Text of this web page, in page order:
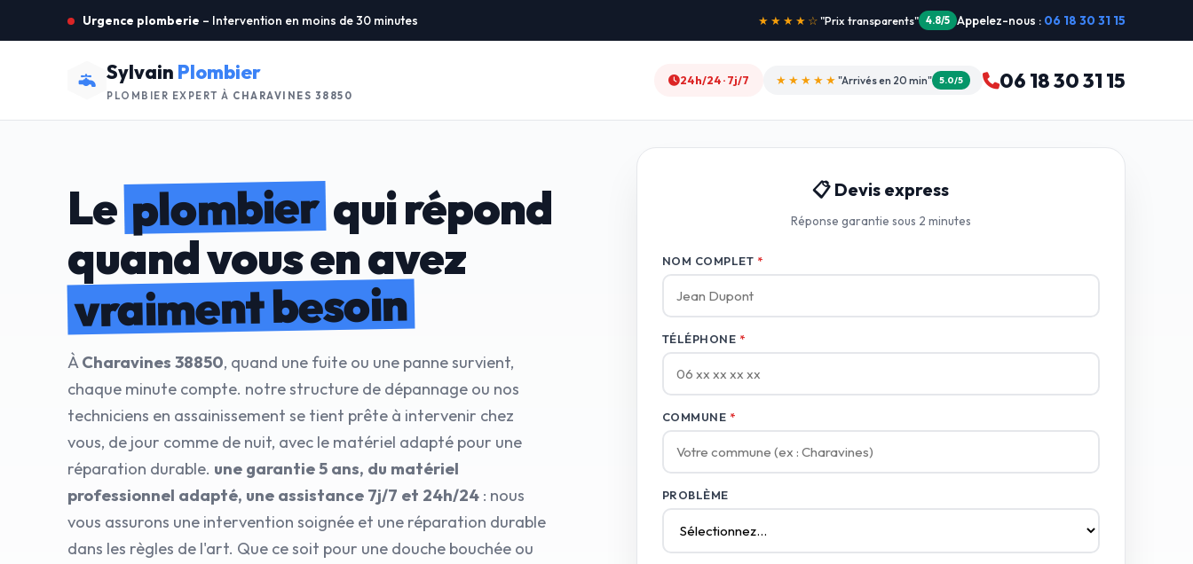
Urgence plomberie – Intervention en moins de 30 minutes ★★★★★ "Intervention dimanche" 5.0/5 Appelez-nous : 06 18 30 31 15
Sylvain Plombier
PLOMBIER EXPERT À CHARAVINES 38850
24h/24 · 7j/7 ★★★★★ "Arrivés en 20 min" 5.0/5 06 18 30 31 15
Leplombierqui répond
quand vous en avez
vraiment besoin
ÀCharavines 38850, quand une fuite ou une panne survient,
chaque minute compte. notre structure de dépannage ou nos
techniciens en assainissement se tient prête à intervenir chez
vous, de jour comme de nuit, avec le matériel adapté pour une
réparation durable. une garantie 5 ans, du matériel
professionnel adapté, une assistance 7j/7 et 24h/24 : nous
vous assurons une intervention soignée et une réparation durable
dans les règles de l'art. Que ce soit pour une douche bouchée ou
📋 Devis express
Réponse garantie sous 2 minutes
NOM COMPLET *
TÉLÉPHONE *
COMMUNE *
PROBLÈME